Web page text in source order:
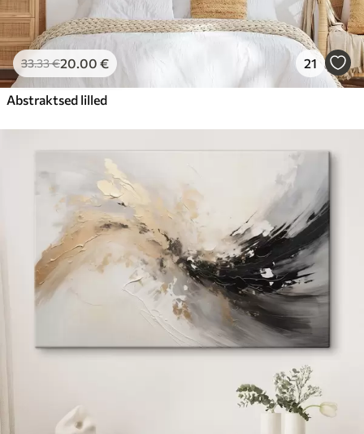
33.33€20.00 € 21
Abstraktsed lilled